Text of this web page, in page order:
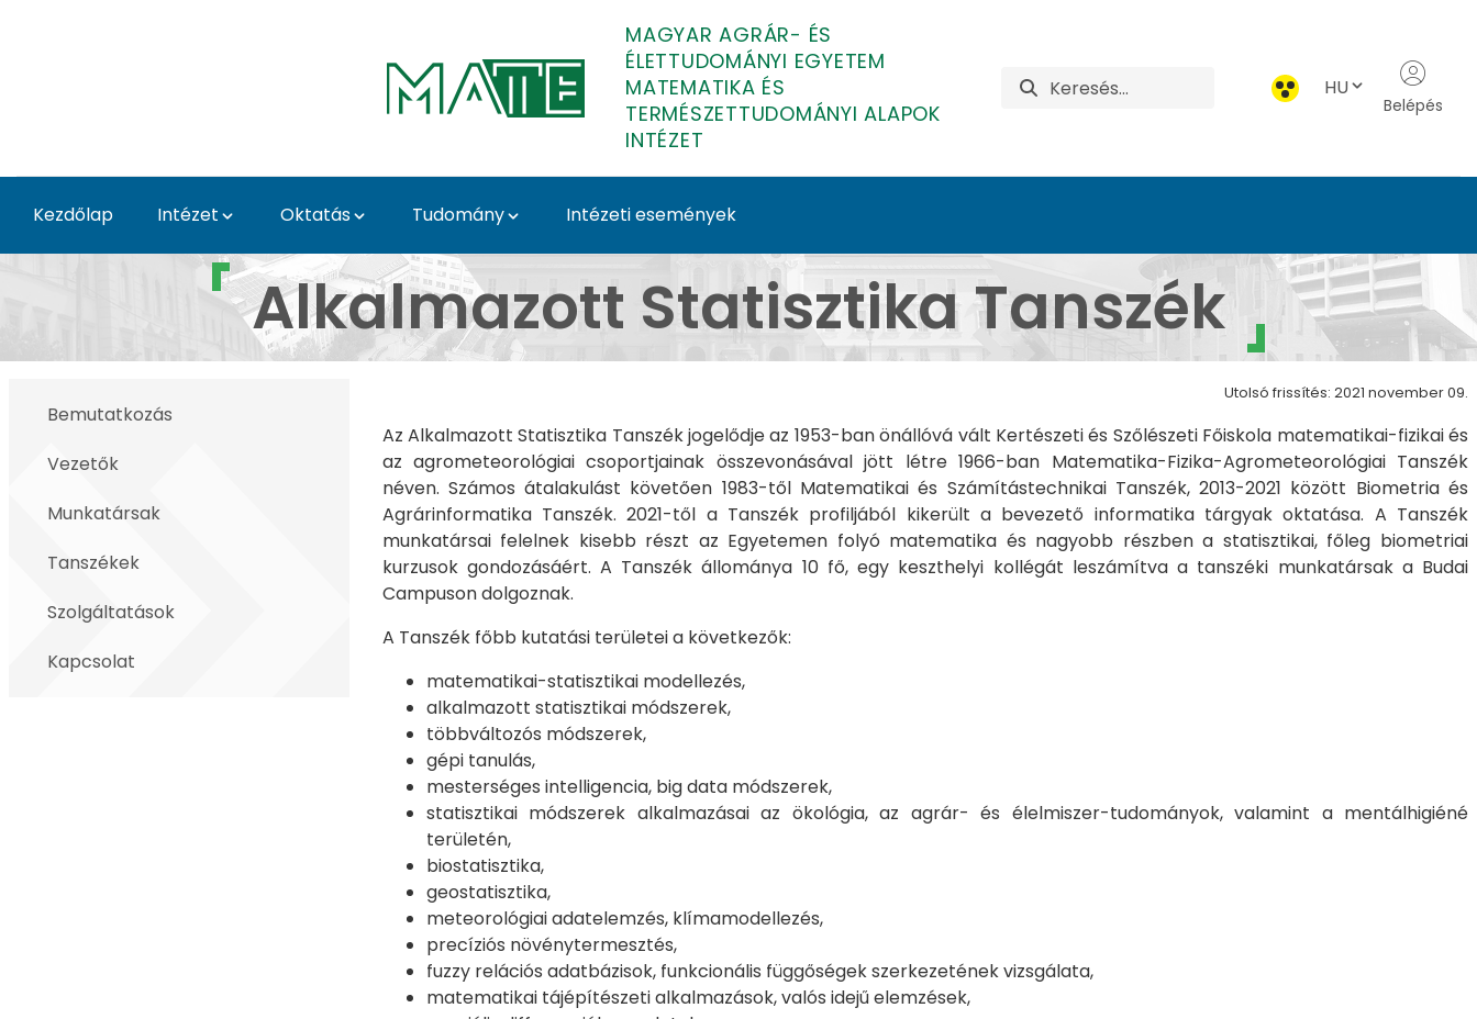
MAGYAR AGRÁR- ÉS
ÉLETTUDOMÁNYI EGYETEM
MATEMATIKA ÉS
TERMÉSZETTUDOMÁNYI ALAPOK
INTÉZET
HU
Belépés
Kezdőlap Intézet Oktatás Tudomány Intézeti események
Bemutatkozás - Alk Stat - Matematika és Természettudományi
Alkalmazott Statisztika Tanszék
Bemutatkozás
Vezetők
Munkatársak
Tanszékek
Szolgáltatások
Kapcsolat
Utolsó frissítés: 2021 november 09.
Az Alkalmazott Statisztika Tanszék jogelődje az 1953-ban önállóvá vált Kertészeti és Szőlészeti Főiskola matematikai-fizikai és
az agrometeorológiai csoportjainak összevonásával jött létre 1966-ban Matematika-Fizika-Agrometeorológiai Tanszék
néven. Számos átalakulást követően 1983-től Matematikai és Számítástechnikai Tanszék, 2013-2021 között Biometria és
Agrárinformatika Tanszék. 2021-től a Tanszék profiljából kikerült a bevezető informatika tárgyak oktatása. A Tanszék
munkatársai felelnek kisebb részt az Egyetemen folyó matematika és nagyobb részben a statisztikai, főleg biometriai
kurzusok gondozásáért. A Tanszék állománya 10 fő, egy keszthelyi kollégát leszámítva a tanszéki munkatársak a Budai
Campuson dolgoznak.
A Tanszék főbb kutatási területei a következők:
matematikai-statisztikai modellezés,
alkalmazott statisztikai módszerek,
többváltozós módszerek,
gépi tanulás,
mesterséges intelligencia, big data módszerek,
statisztikai módszerek alkalmazásai az ökológia, az agrár- és élelmiszer-tudományok, valamint a mentálhigiéné
területén,
biostatisztika,
geostatisztika,
meteorológiai adatelemzés, klímamodellezés,
precíziós növénytermesztés,
fuzzy relációs adatbázisok, funkcionális függőségek szerkezetének vizsgálata,
matematikai tájépítészeti alkalmazások, valós idejű elemzések,